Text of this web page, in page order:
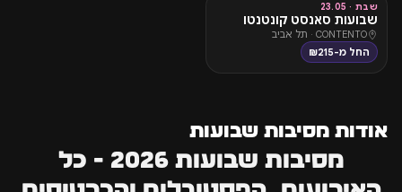
שבת · 23.05
שבועות סאנסט קונטנטו
CONTENTO · תל אביב
החל מ-₪215
אודות מסיבות שבועות
מסיבות שבועות 2026 - כל